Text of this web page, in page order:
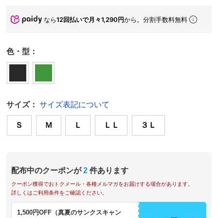
なら12回払いで月々1,290円から。分割手数料無料
色・型：
サイズ： サイズ表記について
Ｓ Ｍ Ｌ ＬＬ ３Ｌ
配布中のクーポンが 2 件あります
クーポン獲得でおトクメール・各種メルマガをお届けする場合があります。
詳しくはご利用条件をご確認ください。
1,500円OFF（真夏のサンクスキャン